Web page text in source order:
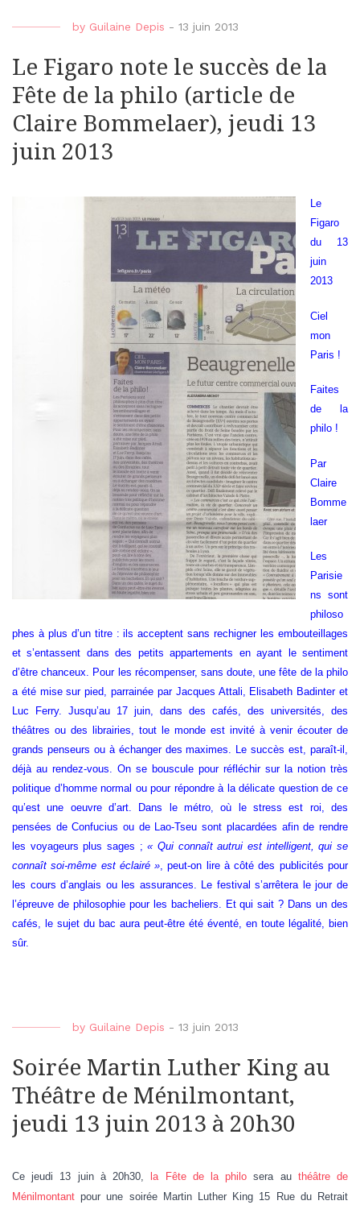
by Guilaine Depis - 13 juin 2013
Le Figaro note le succès de la
Fête de la philo (article de
Claire Bommelaer), jeudi 13
juin 2013
Le
Figaro
du 13
juin
2013
Ciel
mon
Paris !
Faites
de la
philo !
Par
Claire
Bomme
laer
Les
Parisie
ns sont
philoso
phes à plus d’un titre : ils acceptent sans rechigner les embouteillages
et s’entassent dans des petits appartements en ayant le sentiment
d’être chanceux. Pour les récompenser, sans doute, une fête de la philo
a été mise sur pied, parrainée par Jacques Attali, Elisabeth Badinter et
Luc Ferry. Jusqu’au 17 juin, dans des cafés, des universités, des
théâtres ou des librairies, tout le monde est invité à venir écouter de
grands penseurs ou à échanger des maximes. Le succès est, paraît-il,
déjà au rendez-vous. On se bouscule pour réfléchir sur la notion très
politique d’homme normal ou pour répondre à la délicate question de ce
qu’est une oeuvre d’art. Dans le métro, où le stress est roi, des
pensées de Confucius ou de Lao-Tseu sont placardées afin de rendre
les voyageurs plus sages ;« Qui connaît autrui est intelligent, qui se
connaît soi-même est éclairé », peut-on lire à côté des publicités pour
les cours d’anglais ou les assurances. Le festival s’arrêtera le jour de
l’épreuve de philosophie pour les bacheliers. Et qui sait ? Dans un des
cafés, le sujet du bac aura peut-être été éventé, en toute légalité, bien
sûr.
by Guilaine Depis - 13 juin 2013
Soirée Martin Luther King au
Théâtre de Ménilmontant,
jeudi 13 juin 2013 à 20h30
Ce jeudi 13 juin à 20h30, la Fête de la philo sera au théâtre de
Ménilmontant pour une soirée Martin Luther King 15 Rue du Retrait